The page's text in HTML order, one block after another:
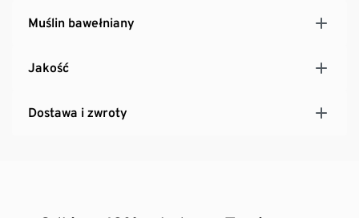
Muślin bawełniany
Jakość
Dostawa i zwroty